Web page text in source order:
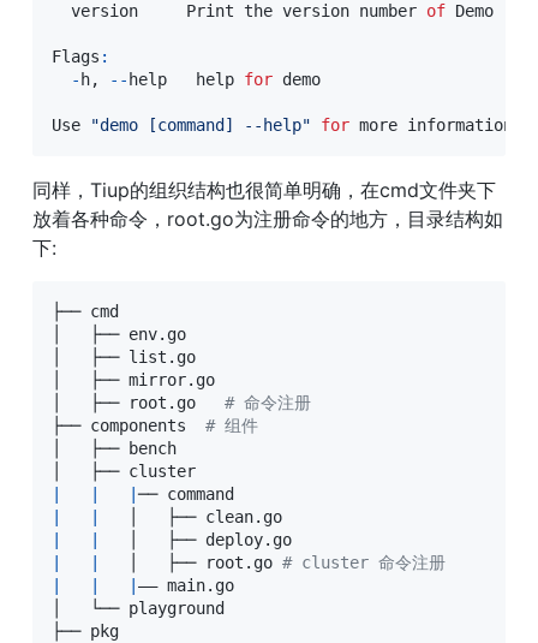
  version     Print the version number
of Demo
Flags :
- h, -- help   help for demo
Use "demo [command] --help" for more information
同样，Tiup的组织结构也很简单明确，在cmd文件夹下
放着各种命令，root.go为注册命令的地方，目录结构如
下:
├── cmd
│   ├── env.go
│   ├── list.go
│   ├── mirror.go
│   ├── root.go # 命令注册
├── components # 组件
│   ├── bench
|── command
	│   ├── root.go
# cluster 命令注册
—— main.go
│   └── playground
├── pkg